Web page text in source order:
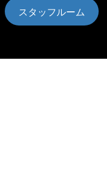
スタッフルーム